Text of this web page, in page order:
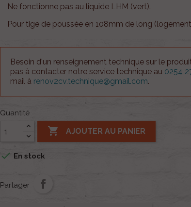
Ne fonctionne pas au liquide LHM (vert).
Pour tige de poussée en 108mm de long
Besoin d'un renseignement technique sur le
pas à contacter notre service technique au 0254
mail à renov2cv.technique@gmail.com.
Quantité
 AJOUTER AU PANIER
 En stock
Partager